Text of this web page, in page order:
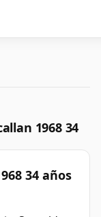
1968 34
34 años